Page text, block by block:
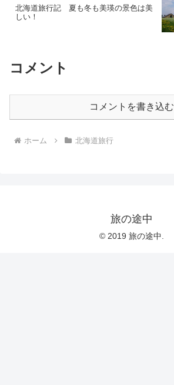
北海道旅行記 夏も冬も美瑛の景色は美
しい！
コメント
コメントを書き込む
ホーム 北海道旅行
旅の途中
© 2019 旅の途中.